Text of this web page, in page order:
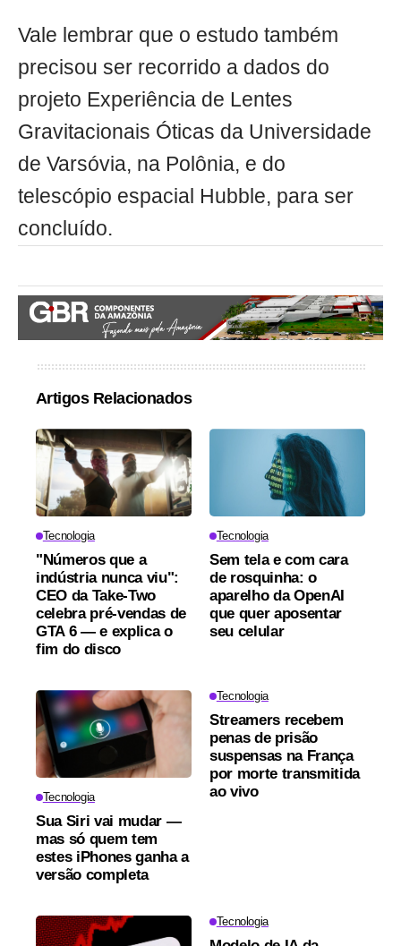
Vale lembrar que o estudo também
precisou ser recorrido a dados do
projeto Experiência de Lentes
Gravitacionais Óticas da Universidade
de Varsóvia, na Polônia, e do
telescópio espacial Hubble, para ser
concluído.
Artigos Relacionados
Tecnologia
"Números que a
indústria nunca viu":
CEO da Take-Two
celebra pré-vendas de
GTA 6 — e explica o
fim do disco
Tecnologia
Sem tela e com cara
de rosquinha: o
aparelho da OpenAI
que quer aposentar
seu celular
Tecnologia
Sua Siri vai mudar —
mas só quem tem
estes iPhones ganha a
versão completa
Tecnologia
Streamers recebem
penas de prisão
suspensas na França
por morte transmitida
ao vivo
Tecnologia